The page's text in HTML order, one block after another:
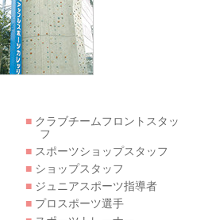
■ クラブチームフロントスタッ
フ
■ スポーツショップスタッフ
■ ショップスタッフ
■ ジュニアスポーツ指導者
■ プロスポーツ選手